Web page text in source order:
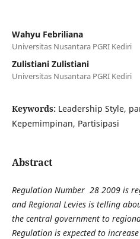
Wahyu Febriliana
Universitas Nusantara PGRI Kediri
Zulistiani Zulistiani
Universitas Nusantara PGRI Kediri
Keywords: Leadership Style,
Kepemimpinan, Partisipasi
Abstract
Regulation Number 28 2009 is
and Regional Levies is telling
the central government to
Regulation is expected to